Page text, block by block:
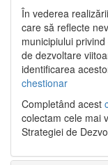
În vederea
care să reflecte
municipiului
de dezvoltare
identificarea
chestionar
Completând acest
colectam cele mai
Strategiei de